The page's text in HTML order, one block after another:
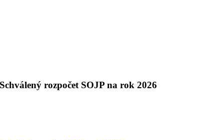
Schválený rozpočet SOJP na rok 2026